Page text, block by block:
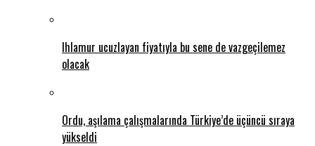
Ihlamur ucuzlayan fiyatıyla bu sene de vazgeçilemez
olacak
Ordu, aşılama çalışmalarında Türkiye’de üçüncü sıraya
yükseldi